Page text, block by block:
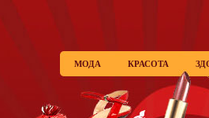
МОДА КРАСОТА